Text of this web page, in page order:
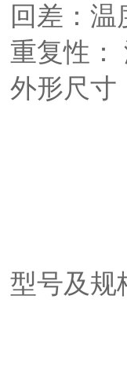
回差：
重复性：
外形尺寸
型号及规